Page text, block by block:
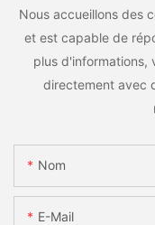
Nous accueillons des
et est capable de
plus d'informations,
directement avec
Nom
E-Mail